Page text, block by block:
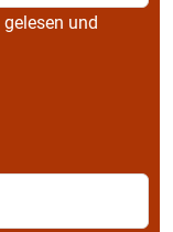
gelesen und